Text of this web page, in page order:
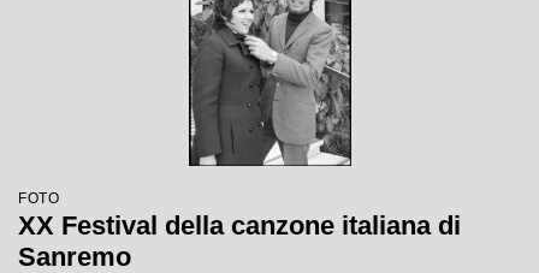
FOTO
XX Festival della canzone italiana di
Sanremo